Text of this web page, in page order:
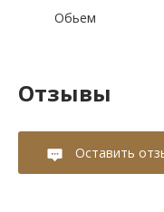
Обьем
Отзывы
Оставить